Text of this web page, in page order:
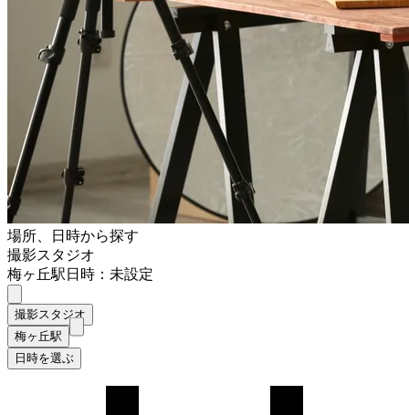
場所、日時から探す
撮影スタジオ
梅ヶ丘駅日時：未設定
撮影スタジオ
梅ヶ丘駅
日時を選ぶ